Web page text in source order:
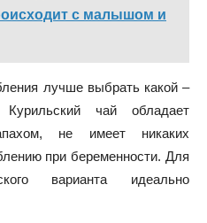
с малышом и
лучше выбрать какой –
чай обладает
не имеет никаких
при беременности. Для
варианта идеально